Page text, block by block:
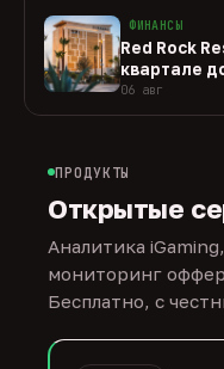
ФИНАНСЫ
Red Rock
квартале
06 авг
ПРОДУКТЫ
Открытые
Аналитика
мониторинг
Бесплатно, с